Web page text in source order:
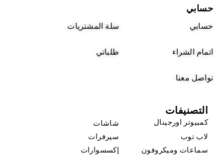
حسابي
حسابي سلة المشتريات
اتمام الشراء طلباتي
تواصل معنا
التصنيفات
كمبيوتر اورجينال
شاشات
لاب توب
سيرفرات
سماعات وميكروفون
إكسسوارات